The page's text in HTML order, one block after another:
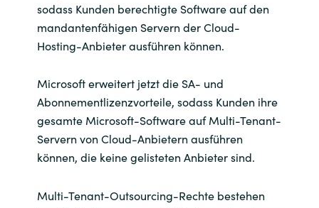
sodass Kunden berechtigte Software auf den
mandantenfähigen Servern der Cloud-
Hosting-Anbieter ausführen können.
Microsoft erweitert jetzt die SA- und
Abonnementlizenzvorteile, sodass Kunden ihre
gesamte Microsoft-Software auf Multi-Tenant-
Servern von Cloud-Anbietern ausführen
können, die keine gelisteten Anbieter sind.
Multi-Tenant-Outsourcing-Rechte bestehen